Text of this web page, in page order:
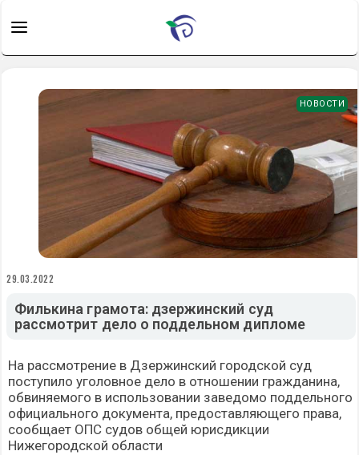
НОВОСТИ
29.03.2022
Филькина грамота: дзержинский суд
рассмотрит дело о поддельном дипломе
На рассмотрение в Дзержинский городской суд
поступило уголовное дело в отношении гражданина,
обвиняемого в использовании заведомо поддельного
официального документа, предоставляющего права,
сообщает ОПС судов общей юрисдикции
Нижегородской области